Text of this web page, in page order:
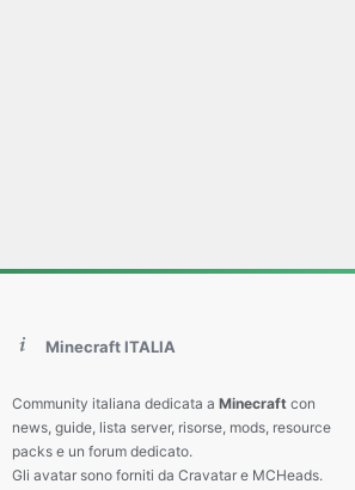
Minecraft ITALIA
Community italiana dedicata a Minecraft con
news, guide, lista server, risorse, mods, resource
packs e un forum dedicato.
Gli avatar sono forniti da Cravatar e MCHeads.